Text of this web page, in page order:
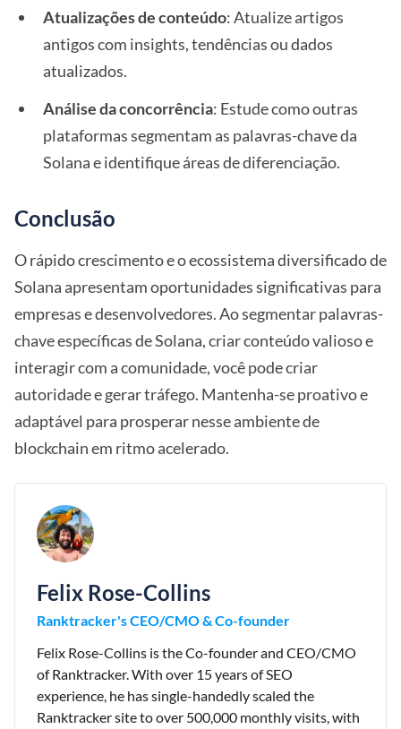
Atualizações de conteúdo: Atualize artigos
antigos com insights, tendências ou dados
atualizados.
Análise da concorrência: Estude como outras
plataformas segmentam as palavras-chave da
Solana e identifique áreas de diferenciação.
Conclusão
O rápido crescimento e o ecossistema diversificado de
Solana apresentam oportunidades significativas para
empresas e desenvolvedores. Ao segmentar palavras-
chave específicas de Solana, criar conteúdo valioso e
interagir com a comunidade, você pode criar
autoridade e gerar tráfego. Mantenha-se proativo e
adaptável para prosperar nesse ambiente de
blockchain em ritmo acelerado.
Felix Rose-Collins
Ranktracker's CEO/CMO & Co-founder
Felix Rose-Collins is the Co-founder and CEO/CMO
of Ranktracker. With over 15 years of SEO
experience, he has single-handedly scaled the
Ranktracker site to over 500,000 monthly visits, with